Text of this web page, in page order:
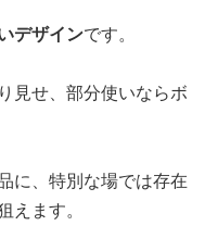
デザインです。
見せ、部分使いならボ
に、特別な場では存在
ます。